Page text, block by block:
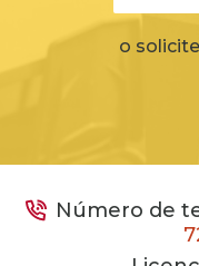
o
Número de